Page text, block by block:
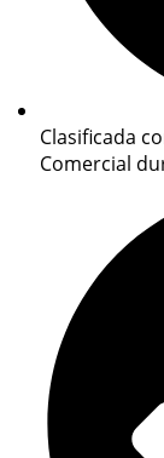
Clasificada
Comercial